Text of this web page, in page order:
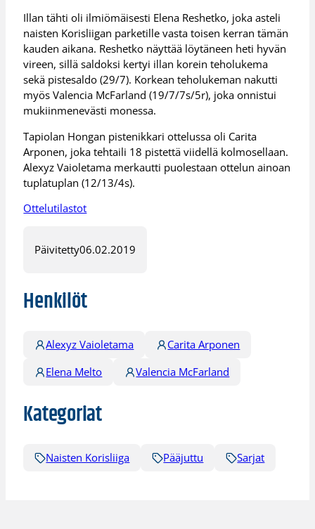
Illan tähti oli ilmiömäisesti Elena Reshetko, joka asteli
naisten Korisliigan parketille vasta toisen kerran tämän
kauden aikana. Reshetko näyttää löytäneen heti hyvän
vireen, sillä saldoksi kertyi illan korein teholukema
sekä pistesaldo (29/7). Korkean teholukeman nakutti
myös Valencia McFarland (19/7/7s/5r), joka onnistui
mukiinmenevästi monessa.
Tapiolan Hongan pistenikkari ottelussa oli Carita
Arponen, joka tehtaili 18 pistettä viidellä kolmosellaan.
Alexyz Vaioletama merkautti puolestaan ottelun ainoan
tuplatuplan (12/13/4s).
Ottelutilastot
Päivitetty06.02.2019
Henkilöt
Alexyz Vaioletama
Carita Arponen
Elena Melto
Valencia McFarland
Kategoriat
Naisten Korisliiga Pääjuttu Sarjat